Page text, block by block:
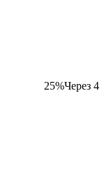
25%Через 4